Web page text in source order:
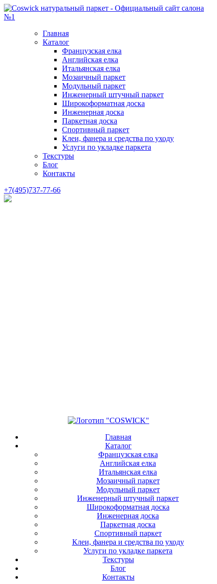
Главная
Каталог
Французская елка
Английская елка
Итальянская елка
Мозаичный паркет
Модульный паркет
Инженерный штучный паркет
Широкоформатная доска
Инженерная доска
Паркетная доска
Спортивный паркет
Клеи, фанера и средства по уходу
Услуги по укладке паркета
Текстуры
Блог
Контакты
+7(495)737-77-66
Главная
Каталог
Французская елка
Английская елка
Итальянская елка
Мозаичный паркет
Модульный паркет
Инженерный штучный паркет
Широкоформатная доска
Инженерная доска
Паркетная доска
Спортивный паркет
Клеи, фанера и средства по уходу
Услуги по укладке паркета
Текстуры
Блог
Контакты